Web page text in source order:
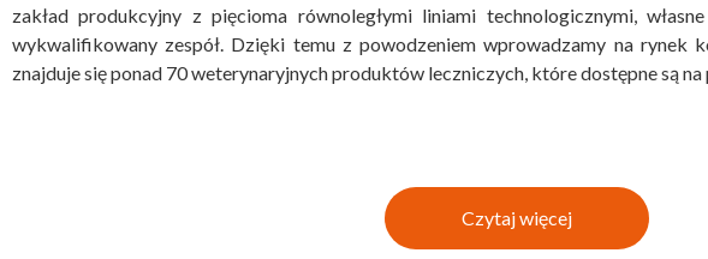
zakład produkcyjny z pięcioma równoległymi liniami technologicznymi,
wykwalifikowany zespół. Dzięki temu z powodzeniem wprowadzamy na rynek
znajduje się ponad 70 weterynaryjnych produktów leczniczych, które dostępne są
Czytaj więcej